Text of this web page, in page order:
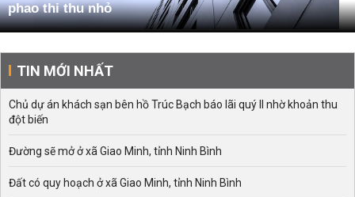
phao thi thu nhỏ
TIN MỚI NHẤT
Chủ dự án khách sạn bên hồ Trúc Bạch báo lãi quý II nhờ khoản thu
đột biến
Đường sẽ mở ở xã Giao Minh, tỉnh Ninh Bình
Đất có quy hoạch ở xã Giao Minh, tỉnh Ninh Bình